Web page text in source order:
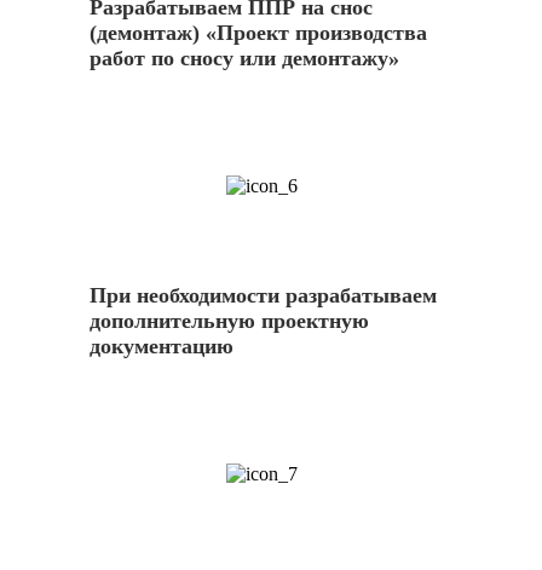
Разрабатываем ППР на снос
(демонтаж) «Проект производства
работ по сносу или демонтажу»
При необходимости разрабатываем
дополнительную проектную
документацию